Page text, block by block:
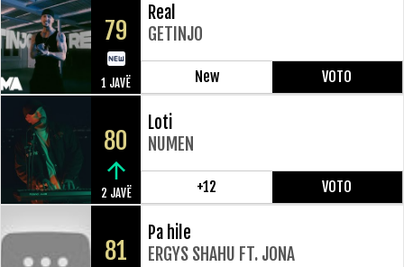
79
1 JAVË
Real
GETINJO
New VOTO
80
2 JAVË
Loti
NUMEN
+12 VOTO
81
Pa hile
ERGYS SHAHU FT. JONA